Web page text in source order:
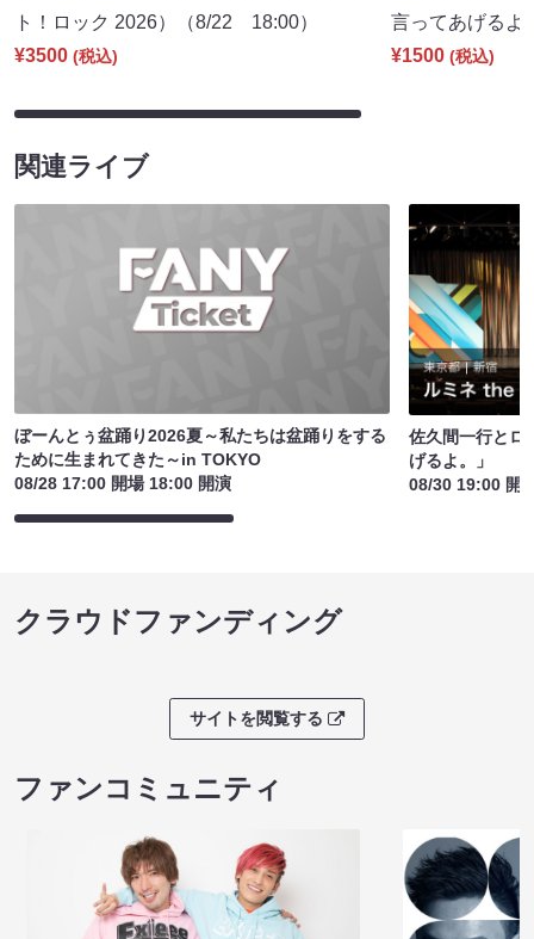
ト！ロック 2026）（8/22 18:00）
¥3500 (税込)
言ってあげる
¥1500 (税込)
関連ライブ
ぼーんとぅ盆踊り2026夏～私たちは盆踊りをする
ために生まれてきた～in TOKYO
08/28 17:00 開場 18:00 開演
佐久間一行とロ
げるよ。」
08/30 19:00 開
クラウドファンディング
サイトを閲覧する
ファンコミュニティ